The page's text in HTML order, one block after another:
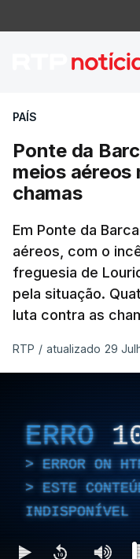
Ponte
PAÍS
Ponte da
meios aéreos
chamas
Em Ponte da
aéreos, com o
freguesia de
pela situação.
luta contra as
RTP / atualizado 29
ERRO
ERROR ON
ESTE
INDISPONÍVEL